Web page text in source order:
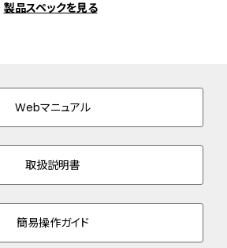
製品スペックを見る
Webマニュアル
取扱説明書
簡易操作ガイド